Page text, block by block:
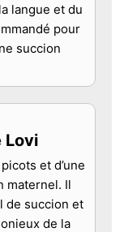
langue et du
pour
succion
Lovi
et d’une
maternel. Il
de succion et
de la